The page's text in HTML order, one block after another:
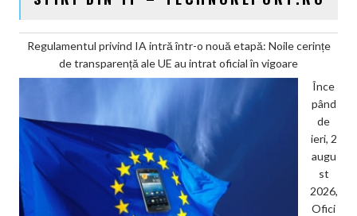
Regulamentul privind IA intră într-o nouă etapă: Noile cerințe
de transparență ale UE au intrat oficial în vigoare
Înce
pând
de
ieri, 2
augu
st
2026,
Ofici